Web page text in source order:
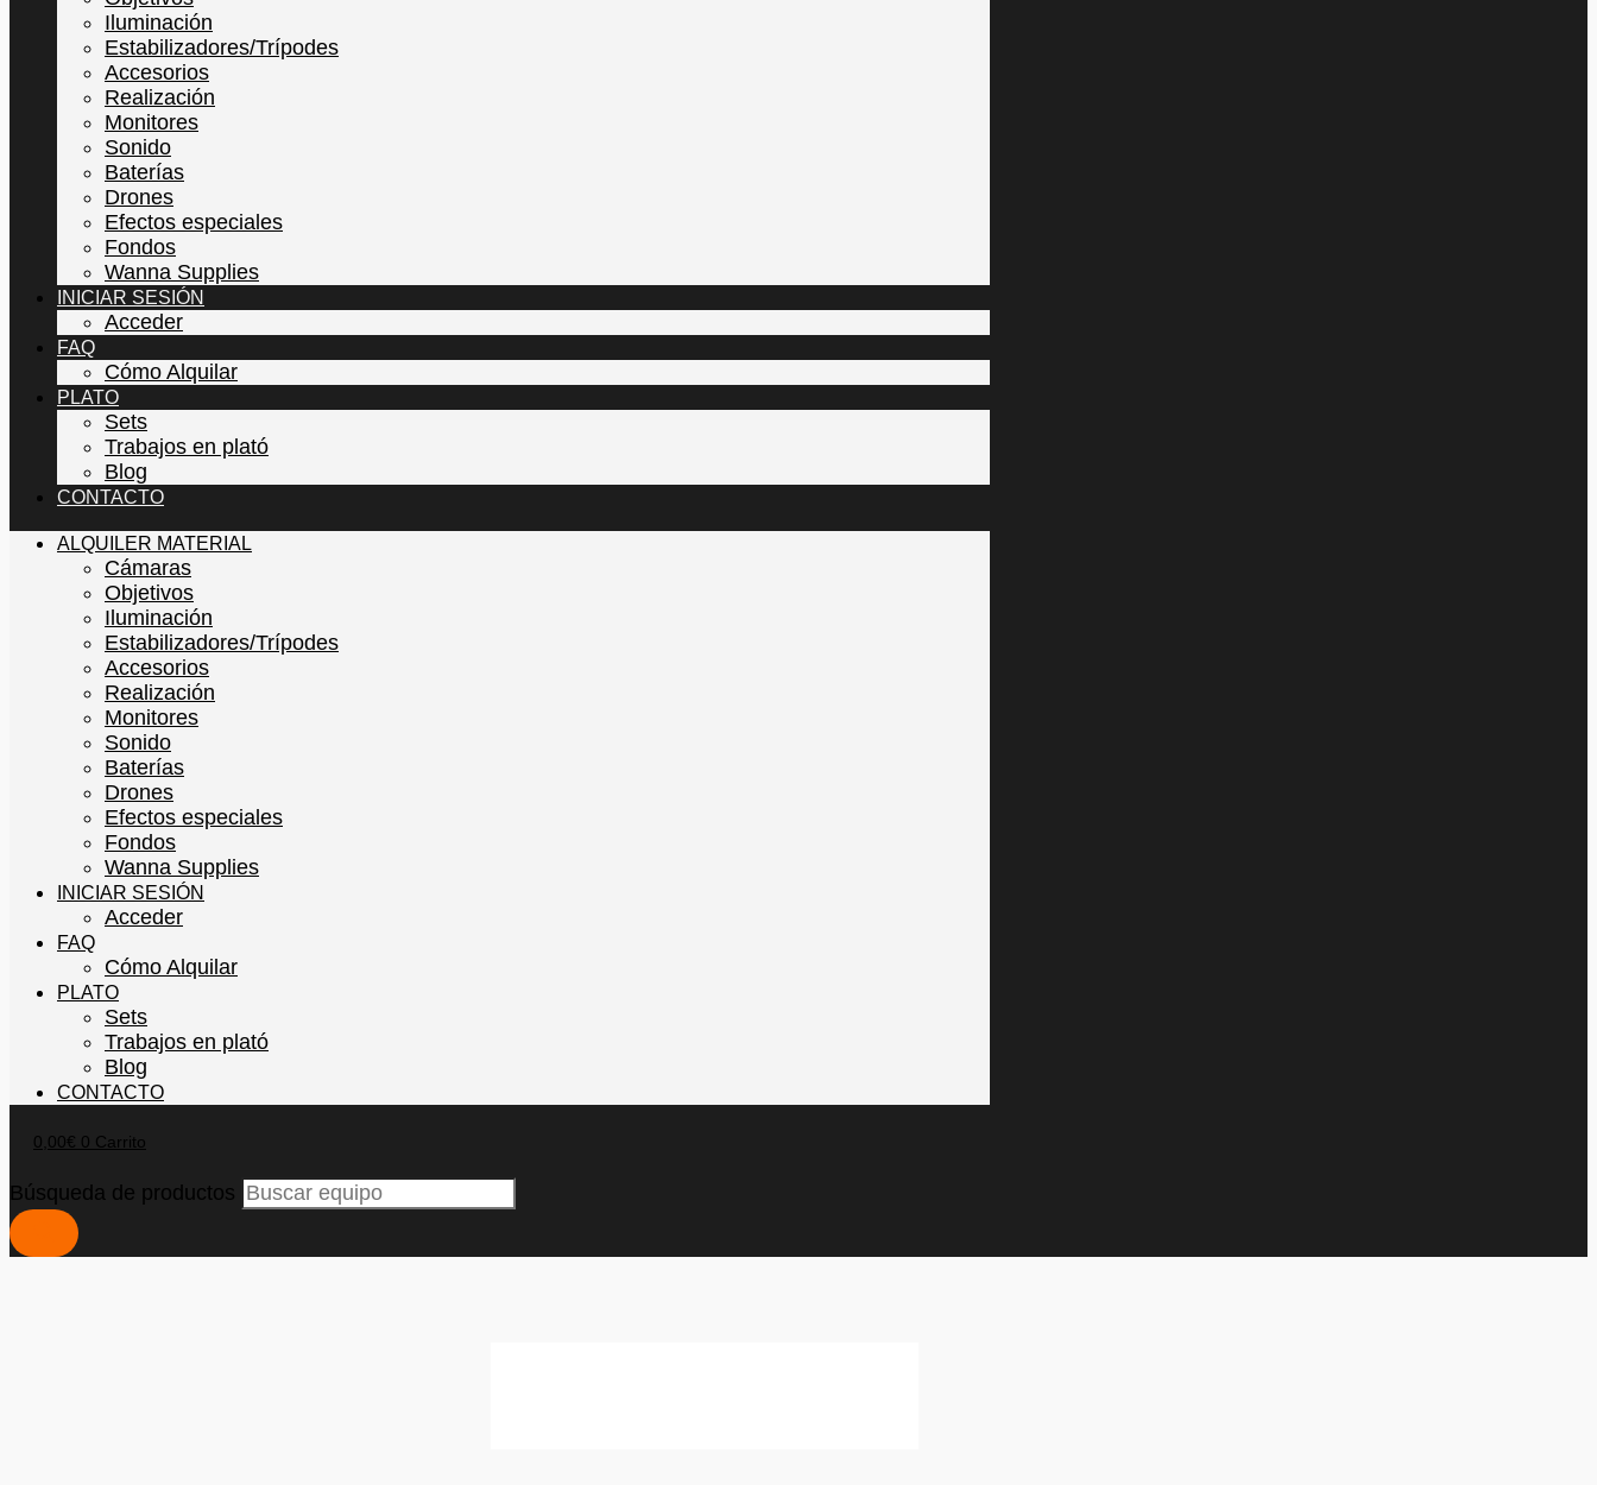
Iluminación
Estabilizadores/Trípodes
Accesorios
Realización
Monitores
Sonido
Baterías
Drones
Efectos especiales
Fondos
Wanna Supplies
INICIAR SESIÓN
Acceder
FAQ
Cómo Alquilar
PLATO
Sets
Trabajos en plató
Blog
CONTACTO
ALQUILER MATERIAL
Cámaras
Objetivos
Iluminación
Estabilizadores/Trípodes
Accesorios
Realización
Monitores
Sonido
Baterías
Drones
Efectos especiales
Fondos
Wanna Supplies
INICIAR SESIÓN
Acceder
FAQ
Cómo Alquilar
PLATO
Sets
Trabajos en plató
Blog
CONTACTO
0,00€ 0 Carrito
Búsqueda de productos